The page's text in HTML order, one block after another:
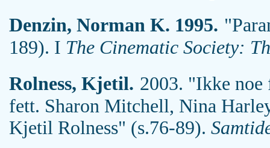
Denzin, Norman K. 1995.
189). I The Cinematic Society:
Rolness, Kjetil. 2003. "Ikke noe
fett. Sharon Mitchell, Nina
Kjetil Rolness" (s.76-89).